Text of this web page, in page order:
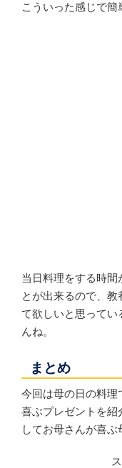
こういった感じで簡
当日料理をする時間
とが出来るので、
て欲しいと思ってい
んね。
まとめ
今回は母の日の料理
喜ぶプレゼントを紹
してお母さんが喜